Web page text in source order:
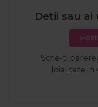
Detii sau ai
Scrie-ti
loialitate in